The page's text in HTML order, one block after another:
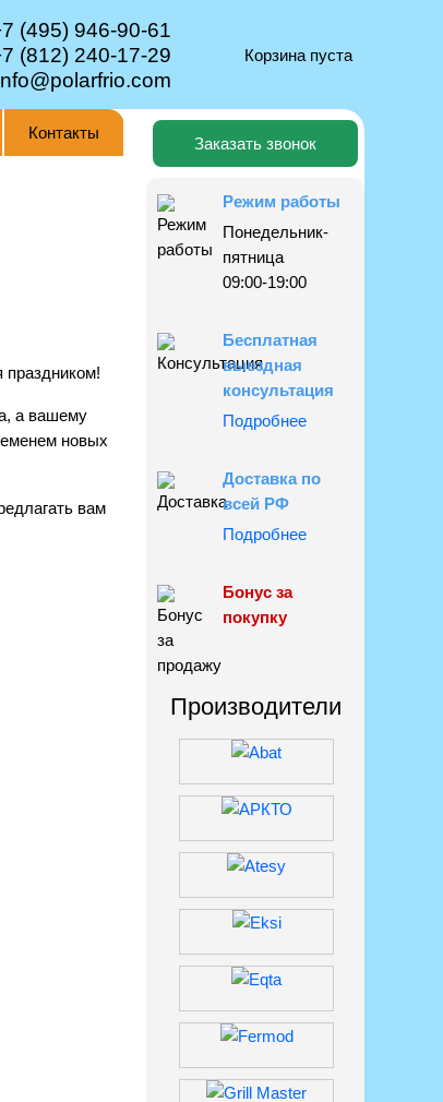
(495) 946-90-61
(812) 240-17-29
Корзина пуста
Контакты
а вашему
новых
вам
Заказать звонок
Режим работы
Понедельник-
пятница
09:00-19:00
Бесплатная
выездная
консультация
Подробнее
Доставка по
всей РФ
Подробнее
Бонус за
покупку
Производители